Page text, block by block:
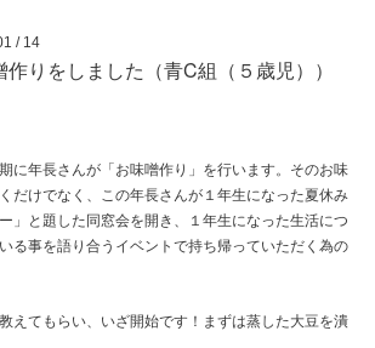
/ 14
作りをしました（青C組（５歳児））
に年長さんが「お味噌作り」を行います。そのお味
だけでなく、この年長さんが１年生になった夏休み
」と題した同窓会を開き、１年生になった生活につ
る事を語り合うイベントで持ち帰っていただく為の
えてもらい、いざ開始です！まずは蒸した大豆を潰